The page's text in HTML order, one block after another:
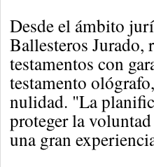
Desde el ámbito
Ballesteros Jurado,
testamentos con
testamento
nulidad. "La
proteger la
una gran